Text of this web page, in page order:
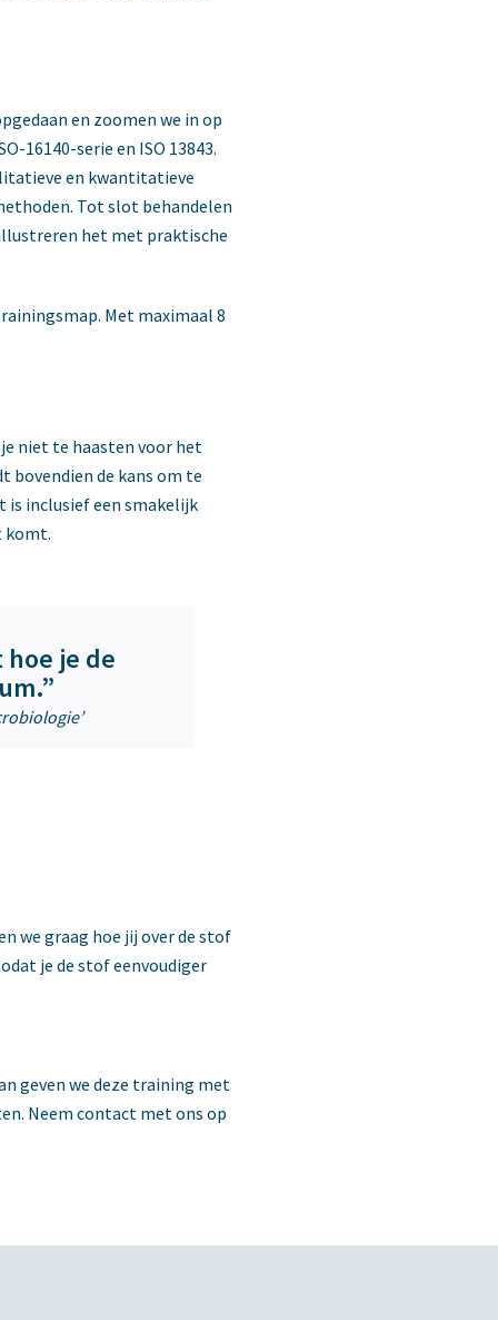
en zoomen we in op
16140-serie en ISO 13843.
en kwantitatieve
Tot slot behandelen
illustreren het met praktische
Met maximaal 8
niet te haasten voor het
bovendien de kans om te
is inclusief een smakelijk
komt.
hoe je de
we graag hoe jij over de stof
je de stof eenvoudiger
geven we deze training met
Neem contact met ons op